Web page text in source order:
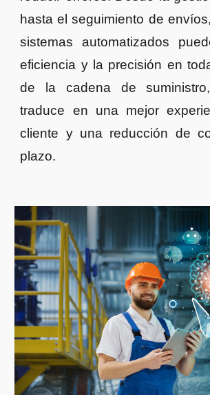
hasta el seguimiento de
sistemas automatizados
eficiencia y la precisión en
de la cadena de
traduce en una mejor
cliente y una reducción de
plazo.